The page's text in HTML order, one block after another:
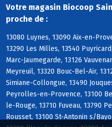
Votre magasin Biocoop
proche de :
13080 Luynes, 13090 Aix-en-
13290 Les Milles, 13540
Marc-Jaumegarde, 13126
Meyreuil, 13320 Bouc-Bel-Air,
Simiane-Collongue, 13490
Peyrolles-en-Provence, 13100
le-Rouge, 13710 Fuveau, 13790
Rousset, 13100 St-Antonin s/